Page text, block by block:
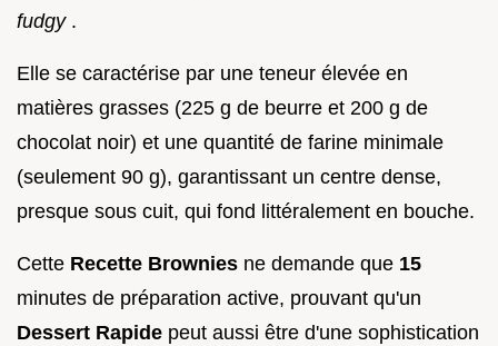
fudgy .
Elle se caractérise par une teneur élevée en
matières grasses (225 g de beurre et 200 g de
chocolat noir) et une quantité de farine minimale
(seulement 90 g), garantissant un centre dense,
presque sous cuit, qui fond littéralement en bouche.
Cette Recette Brownies ne demande que 15
minutes de préparation active, prouvant qu'un
Dessert Rapide peut aussi être d'une sophistication